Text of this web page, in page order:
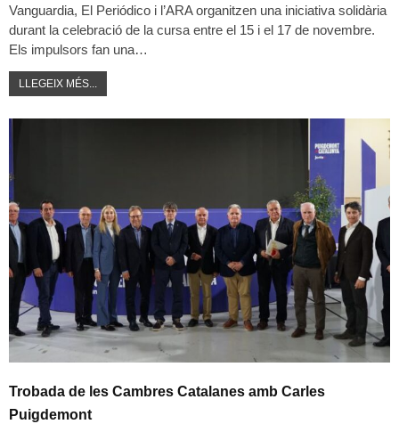
Vanguardia, El Periódico i l’ARA organitzen una iniciativa solidària
durant la celebració de la cursa entre el 15 i el 17 de novembre.
Els impulsors fan una…
LLEGEIX MÉS...
Trobada de les Cambres Catalanes amb Carles
Puigdemont